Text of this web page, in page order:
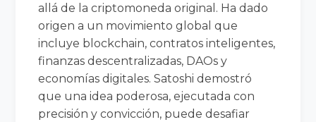
allá de la criptomoneda original. Ha dado
origen a un movimiento global que
incluye blockchain, contratos inteligentes,
finanzas descentralizadas, DAOs y
economías digitales. Satoshi demostró
que una idea poderosa, ejecutada con
precisión y convicción, puede desafiar